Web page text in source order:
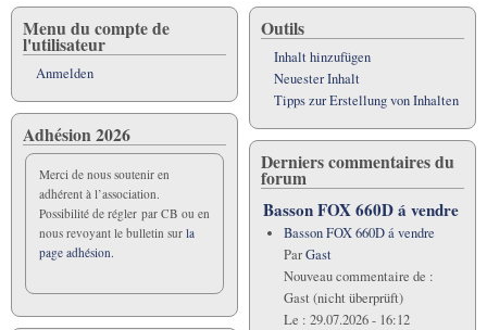
Menu du compte de
l'utilisateur
Anmelden
Adhésion 2026
Merci de nous soutenir en
adhérent à l’association.
Possibilité de régler par CB ou en
nous revoyant le bulletin sur la
page adhésion.
Outils
Inhalt hinzufügen
Neuester Inhalt
Tipps zur Erstellung von Inhalten
Derniers commentaires du
forum
Basson FOX 660D á vendre
Basson FOX 660D á vendre
ParGast
Nouveau commentaire de :
Gast (nicht überprüft)
Le : 29.07.2026 - 16:12